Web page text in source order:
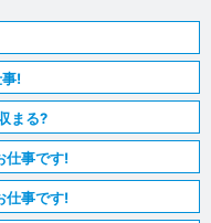
!
まる?
仕事です!
仕事です!